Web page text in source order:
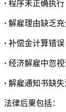
· 程序未正确执行
· 解雇理由缺乏
· 补偿金计算错误
· 经济解雇中忽
· 解雇通知书缺
法律后果包括：